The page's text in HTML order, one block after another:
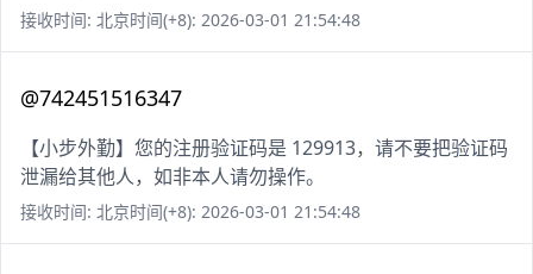
接收时间: 北京时间(+8): 2026-03-01 21:54:48
@742451516347
【小步外勤】您的注册验证码是 129913，请不要把验证码
泄漏给其他人，如非本人请勿操作。
接收时间: 北京时间(+8): 2026-03-01 21:54:48